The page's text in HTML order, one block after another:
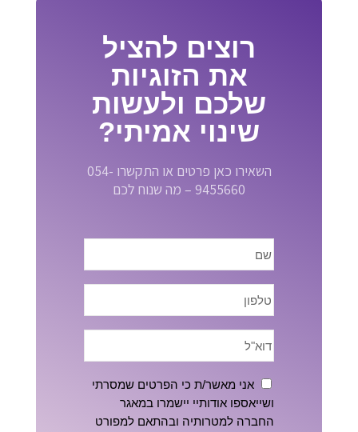
רוצים להציל
את הזוגיות
שלכם ולעשות
שינוי אמיתי?
השאירו כאן פרטים או התקשרו 054-
9455660 – מה שנוח לכם
אני מאשר/ת כי הפרטים שמסרתי
ושייאספו אודותיי יישמרו במאגר
החברה למטרותיה ובהתאם למפורט